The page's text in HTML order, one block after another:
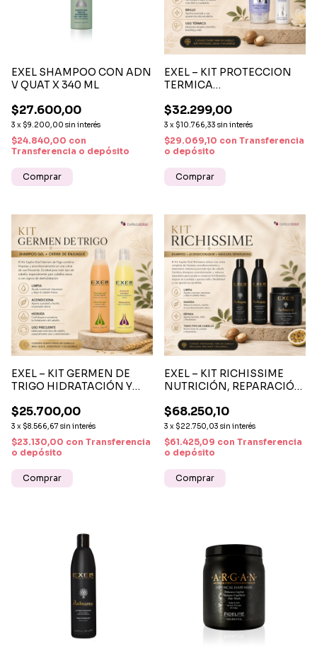
EXEL SHAMPOO CON ADN
V QUAT X 340 ML
$27.600,00
3 x $9.200,00 sin interés
$24.840,00 con
Transferencia o depósito
EXEL – KIT PROTECCION
TERMICA
LOCIÓN
$32.299,00
3 x $10.766,33 sin interés
$29.069,10 con Transferencia
o depósito
EXEL – KIT GERMEN DE
TRIGO HIDRATACIÓN Y
$25.700,00
3 x $8.566,67 sin interés
$23.130,00 con Transferencia
o depósito
EXEL – KIT RICHISSIME
NUTRICIÓN, REPARACIÓN
$68.250,10
3 x $22.750,03 sin interés
$61.425,09 con Transferencia
o depósito